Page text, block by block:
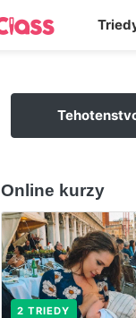
Online kurzy
2 TRIEDY